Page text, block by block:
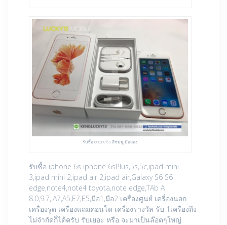
รับซื้อ iphone 6s สีชมพู มือสอง
รับซื้อ iphone 6s iphone 6sPlus,5s,5c,ipad mini
3,ipad mini 2,ipad air 2,ipad air,Galaxy S6 S6
edge,note4,note4 toyota,note edge,TAb A
8.0,9.7,,A7,A5,E7,E5,มือ1,มือ2 เครื่องศูนย์ เครื่องนอก
เครื่องรูด เครื่องแถมคอนโด เครื่องรางวัล รับ 1เครื่องถึง
ไม่จำกัดก็ได้ครับ รับเยอะ หรือ จะมาเป็นล๊อตๆใหญ่